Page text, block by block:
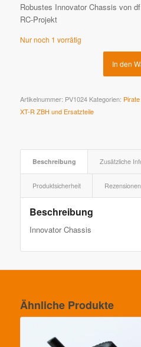
Robustes Innovator Chassis von
RC-Projekt
Nur noch 1 vorrätig
In den
Artikelnummer: PV1024 Kategorien:
XT-R ZBH und Ersatzteile
Beschreibung Zusätzliche
Produktsicherheit
Beschreibung
Innovator Chassis
Ähnliche Produkte